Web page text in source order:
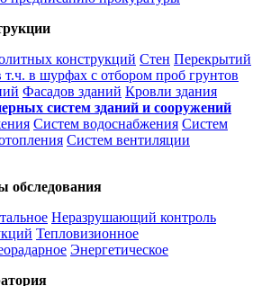
конструкций Стен Перекрытий
в шурфах с отбором проб грунтов
Фасадов зданий Кровли здания
систем зданий и сооружений
Систем водоснабжения Систем
Систем вентиляции
обследования
Неразрушающий контроль
Тепловизионное
Энергетическое